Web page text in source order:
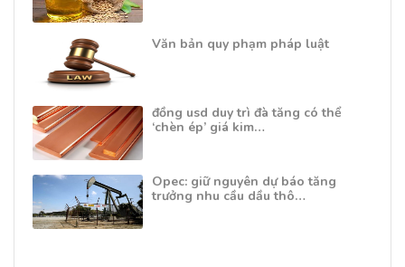
Văn bản quy phạm pháp luật
đồng usd duy trì đà tăng có thể
‘chèn ép’ giá kim…
Opec: giữ nguyên dự báo tăng
trưởng nhu cầu dầu thô…